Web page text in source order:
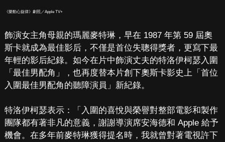
《樂動心旋律》劇照／Apple TV+
飾演女主角母親的瑪麗麥特琳，早在 1987 年第 59 屆奧
斯卡就成為最佳影后，不僅是首位失聰得獎者，更寫下最
年輕的影后紀錄。如今在片中飾演丈夫的特洛伊柯瑟入圍
「最佳男配角」，也再度替本片創下奧斯卡影史上「首位
入圍最佳男配角的聽障演員」新紀錄。
特洛伊柯瑟表示：「入圍的喜悅與榮譽對整部電影和製作
團隊都有著非凡的意義，謝謝導演席安海德和 Apple 給予
機會。在多年前麥特琳獲得提名時，我就曾對著電視許下